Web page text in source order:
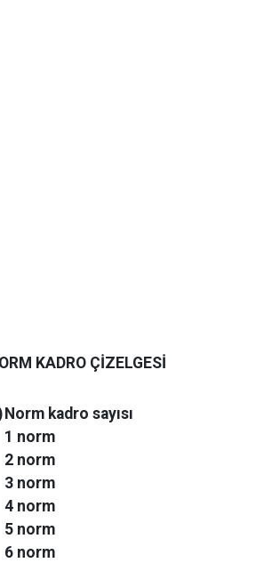
KADRO ÇİZELGESİ
Norm kadro sayısı
1 norm
2 norm
3 norm
4 norm
5 norm
6 norm